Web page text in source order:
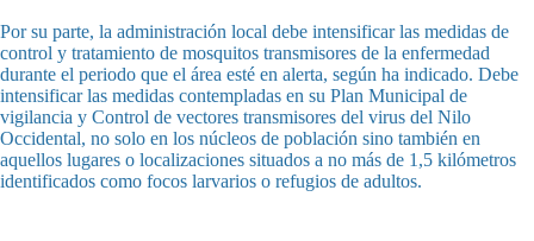
Por su parte, la administración local debe intensificar las medidas de
control y tratamiento de mosquitos transmisores de la enfermedad
durante el periodo que el área esté en alerta, según ha indicado. Debe
intensificar las medidas contempladas en su Plan Municipal de
vigilancia y Control de vectores transmisores del virus del Nilo
Occidental, no solo en los núcleos de población sino también en
aquellos lugares o localizaciones situados a no más de 1,5 kilómetros
identificados como focos larvarios o refugios de adultos.